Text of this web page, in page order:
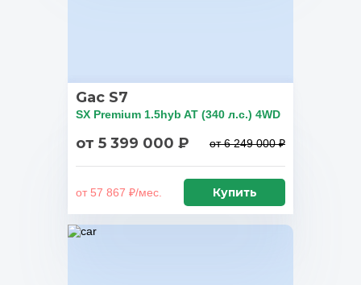
Gac S7
SX Premium 1.5hyb AT (340 л.с.) 4WD
от 5 399 000 ₽ от 6 249 000 ₽
от 57 867 ₽/мес. Купить